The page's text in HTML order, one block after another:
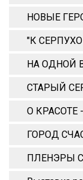
НОВЫЕ
"К
НА ОДНОЙ
СТАРЫЙ
О КРАСОТЕ
ГОРОД
ПЛЕНЭРЫ